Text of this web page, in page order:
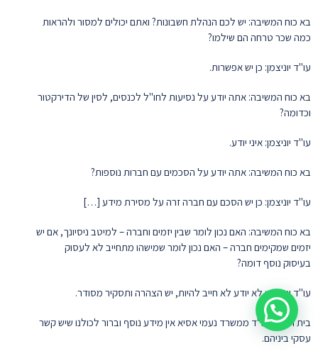
בא כוח המשיבה: יש לכם הנהלת חשבונות? ואתם יכולים למסור ולהראות
כמה שכר טרחה הם שילמו?
עו"ד יוניצמן: כן יש אפשרות.
בא כוח המשיבה: אתה יודע על נסיעות לחו"ל לכנסים, לסין של הדירקטור
וכדומה?
עו"ד יוניצמן: איני יודע.
בא כוח המשיבה: אתה יודע על הסכמים עם חברות נוספות?
עו"ד יוניצמן: כן יש הסכם עם חברה זרה על מסירת מידע […]
בא כוח המשיבה: האם נכון לומר שבין יזמים וחברה – למיטב ניסיונך, אם יש
יזמים שמקימים חברה – האם נכון לומר שמישהו מתחייב לא לעסוק
בעיסוק נוסף דומה?
עו"ד יוניצמן: לא יודע לא חייב להיות, יש הצהרה ותסקיר מסודר.
בית הדין: לעו"ד ממשרד נעמי אסיא אין מידע נוסף וברור לכולנו שיש קשר
עסקי ביניהם.